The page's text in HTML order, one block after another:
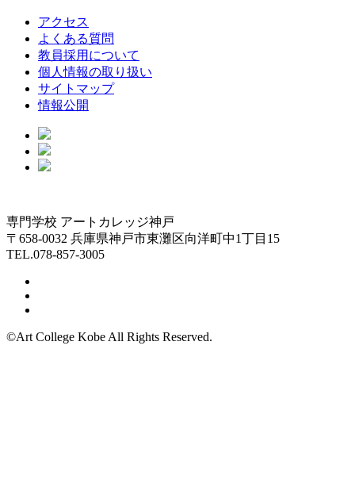
アクセス
よくある質問
教員採用について
個人情報の取り扱い
サイトマップ
情報公開
専門学校 アートカレッジ神戸
〒658-0032 兵庫県神戸市東灘区向洋町中1丁目15
TEL.078-857-3005
©Art College Kobe All Rights Reserved.